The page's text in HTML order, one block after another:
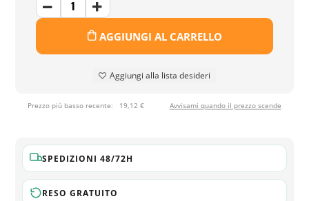
AGGIUNGI AL CARRELLO
Aggiungi alla lista desideri
Prezzo più basso recente: 19,12 € Avvisami quando il prezzo scende
SPEDIZIONI 48/72H
RESO GRATUITO